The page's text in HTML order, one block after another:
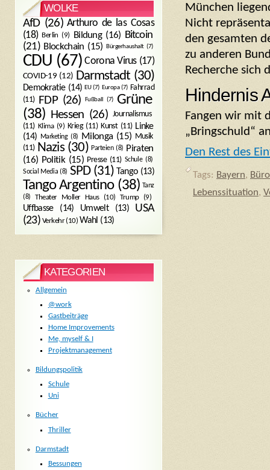
München
Nicht
den gesamten
zu anderen
Recherche sich
Hindernis
Fangen wir mit
„Bringschuld“
Den Rest des
Tags: Bayern,
Lebenssituation,
WOLKE
AfD(26) Arthuro de las Cosas
(18) Berlin (9) Bildung(16) Bitcoin
(21) Blockchain (15) Bürgerhaushalt (7)
CDU (67) Corona Virus(17)
COVID-19 (12) Darmstadt (30)
Demokratie(14) EU(7) Europa(7) Fahrrad
(11)
FDP(26) Fußball (7)
Grüne
(38) Hessen (26) Journalismus
(11) Klima(9) Krieg(11) Kunst(11) Linke
(14) Marketing(8) Milonga(15) Musik
(11) Nazis(30) Parteien(8) Piraten
(16) Politik(15) Presse(11) Schule(8)
Social Media (8) SPD(31) Tango(13)
Tango Argentino(38) Tanz
(8)
Theater Moller Haus(10) Trump(9)
Uffbasse(14) Umwelt(13)
USA
(23) Verkehr(10) Wahl (13)
KATEGORIEN
Allgemein
@work
Gastbeiträge
Home Improvements
Me, myself & I
Projektmanagement
Bildungspolitik
Schule
Uni
Bücher
Thriller
Darmstadt
Bessungen